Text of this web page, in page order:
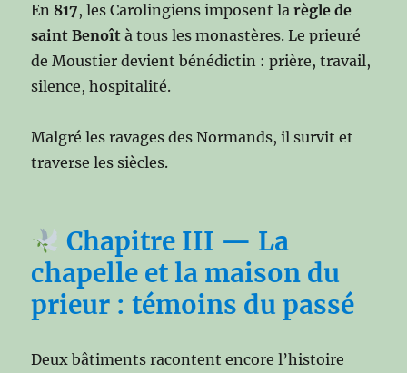
En 817, les Carolingiens imposent larègle de
saint Benoît à tous les monastères. Le prieuré
de Moustier devient bénédictin : prière, travail,
silence, hospitalité.
Malgré les ravages des Normands, il survit et
traverse les siècles.
Chapitre III — La
chapelle et la maison du
prieur : témoins du passé
Deux bâtiments racontent encore l’histoire